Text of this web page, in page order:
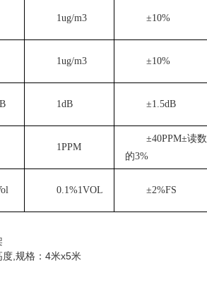
1ug/m3 ±10%
1ug/m3 ±10%
1dB ±1.5dB
1PPM
±40PPM±读数
的3%
0.1%1VOL ±2%FS
,规格：4米x5米